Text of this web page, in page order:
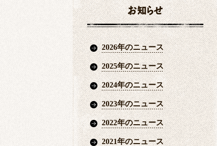
お知らせ
2026年のニュース
2025年のニュース
2024年のニュース
2023年のニュース
2022年のニュース
2021年のニュース